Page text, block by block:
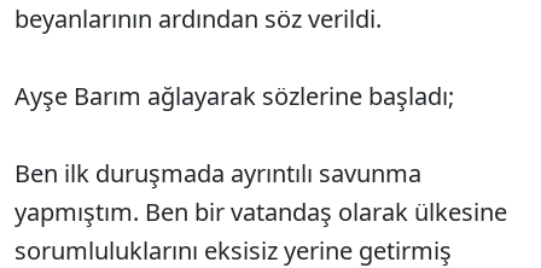
beyanlarının ardından söz verildi.
Ayşe Barım ağlayarak sözlerine başladı;
Ben ilk duruşmada ayrıntılı savunma
yapmıştım. Ben bir vatandaş olarak ülkesine
sorumluluklarını eksisiz yerine getirmiş